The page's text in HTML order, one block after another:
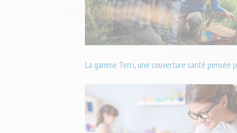
La gamme Terri, une couverture santé